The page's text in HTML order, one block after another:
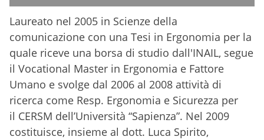
Laureato nel 2005 in Scienze della
comunicazione con una Tesi in Ergonomia per la
quale riceve una borsa di studio dall'INAIL, segue
il Vocational Master in Ergonomia e Fattore
Umano e svolge dal 2006 al 2008 attività di
ricerca come Resp. Ergonomia e Sicurezza per
il CERSM dell’Università “Sapienza”. Nel 2009
costituisce, insieme al dott. Luca Spirito,